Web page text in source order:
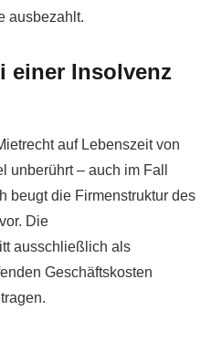
ausbezahlt.
einer Insolvenz
auf Lebenszeit von
unberührt – auch im Fall
beugt die Firmenstruktur des
Die
ausschließlich als
Geschäftskosten